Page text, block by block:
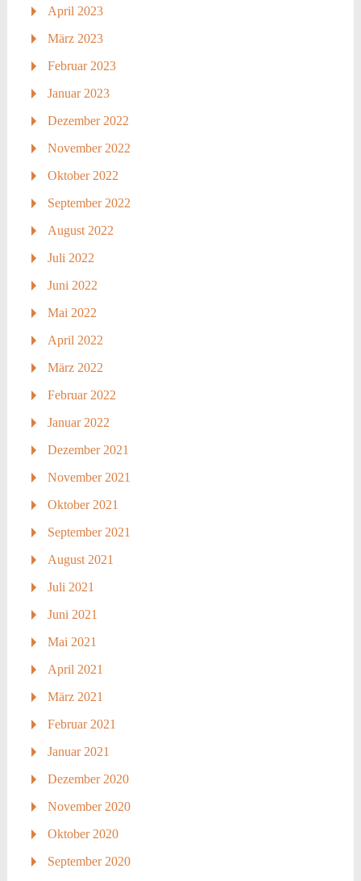
April 2023
März 2023
Februar 2023
Januar 2023
Dezember 2022
November 2022
Oktober 2022
September 2022
August 2022
Juli 2022
Juni 2022
Mai 2022
April 2022
März 2022
Februar 2022
Januar 2022
Dezember 2021
November 2021
Oktober 2021
September 2021
August 2021
Juli 2021
Juni 2021
Mai 2021
April 2021
März 2021
Februar 2021
Januar 2021
Dezember 2020
November 2020
Oktober 2020
September 2020